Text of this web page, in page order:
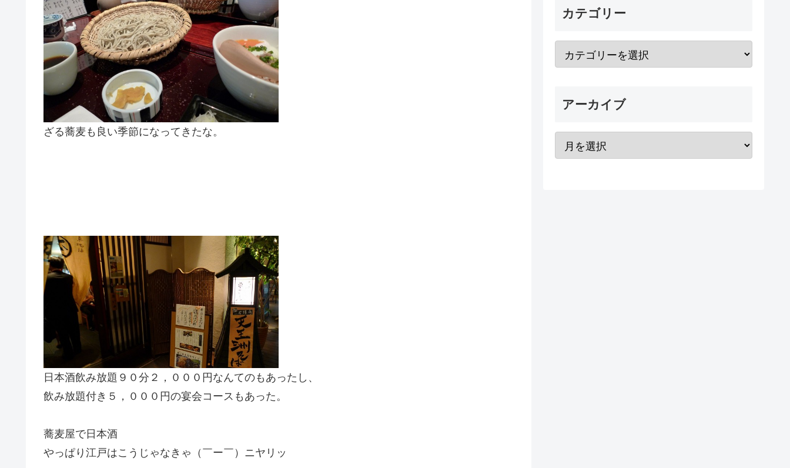
ざる蕎麦も良い季節になってきたな。
日本酒飲み放題９０分２，０００円なんてのもあったし、
飲み放題付き５，０００円の宴会コースもあった。
蕎麦屋で日本酒
やっぱり江戸はこうじゃなきゃ（￣ー￣）ニヤリッ
カテゴリー
アーカイブ